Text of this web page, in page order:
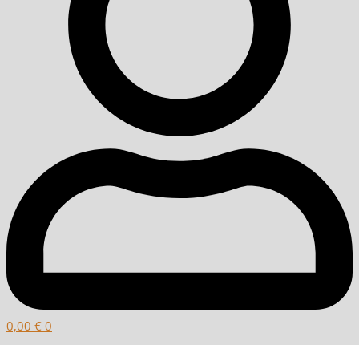
0,00 € 0